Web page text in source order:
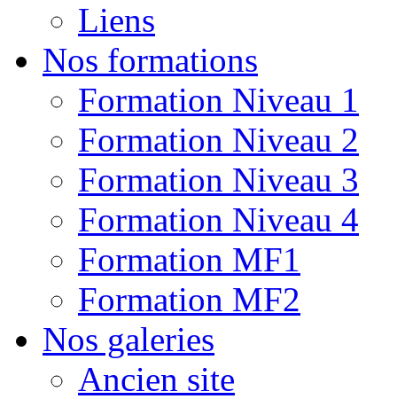
Liens
Nos formations
Formation Niveau 1
Formation Niveau 2
Formation Niveau 3
Formation Niveau 4
Formation MF1
Formation MF2
Nos galeries
Ancien site